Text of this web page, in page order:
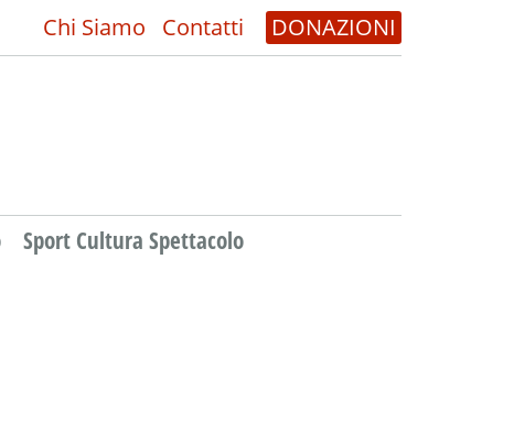
Chi Siamo Contatti DONAZIONI
Sport Cultura Spettacolo